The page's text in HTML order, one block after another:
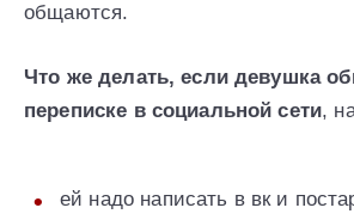
общаются.
Что же делать, если девушка
переписке в социальной сети,
ей надо написать в вк и